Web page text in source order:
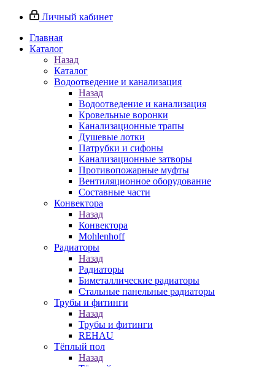
Личный кабинет
Главная
Каталог
Назад
Каталог
Водоотведение и канализация
Назад
Водоотведение и канализация
Кровельные воронки
Канализационные трапы
Душевые лотки
Патрубки и сифоны
Канализационные затворы
Противопожарные муфты
Вентиляционное оборудование
Составные части
Конвектора
Назад
Конвектора
Mohlenhoff
Радиаторы
Назад
Радиаторы
Биметаллические радиаторы
Стальные панельные радиаторы
Трубы и фитинги
Назад
Трубы и фитинги
REHAU
Тёплый пол
Назад